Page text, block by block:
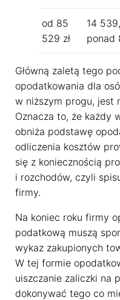
od 85
529 zł
14
ponad
Główną zaletą tego
opodatkowania dla
w niższym progu, jest
Oznacza to, że każdy
obniża podstawę
odliczenia kosztów
się z koniecznością
i rozchodów, czyli
firmy.
Na koniec roku firmy
podatkową muszą
wykaz zakupionych
W tej formie
uiszczanie zaliczki na
dokonywać tego co